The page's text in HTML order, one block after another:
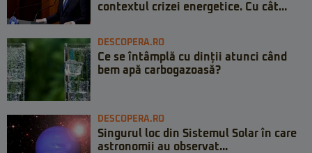
contextul crizei energetice. Cu cât...
DESCOPERA.RO
Ce se întâmplă cu dinții atunci când
bem apă carbogazoasă?
DESCOPERA.RO
Singurul loc din Sistemul Solar în care
astronomii au observat...